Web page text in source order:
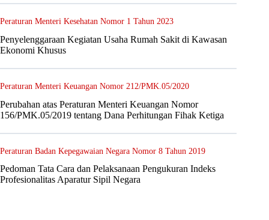
Peraturan Menteri Kesehatan Nomor 1 Tahun 2023
Penyelenggaraan Kegiatan Usaha Rumah Sakit di Kawasan
Ekonomi Khusus
Peraturan Menteri Keuangan Nomor 212/PMK.05/2020
Perubahan atas Peraturan Menteri Keuangan Nomor
156/PMK.05/2019 tentang Dana Perhitungan Fihak Ketiga
Peraturan Badan Kepegawaian Negara Nomor 8 Tahun 2019
Pedoman Tata Cara dan Pelaksanaan Pengukuran Indeks
Profesionalitas Aparatur Sipil Negara